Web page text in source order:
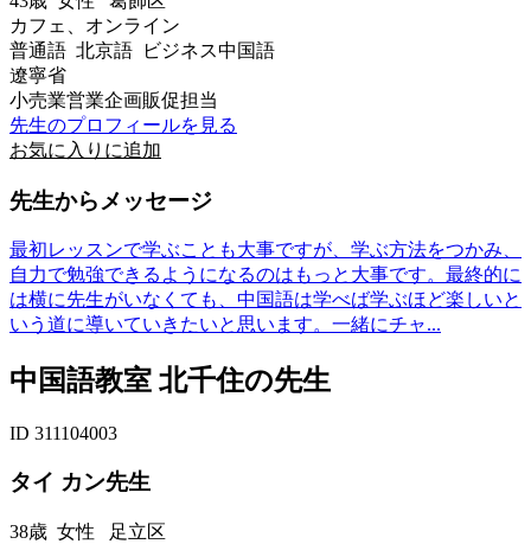
カフェ、オンライン
普通語 北京語 ビジネス中国語
遼寧省
小売業営業企画販促担当
先生のプロフィールを見る
お気に入りに追加
先生からメッセージ
最初レッスンで学ぶことも大事ですが、学ぶ方法をつかみ、
自力で勉強できるようになるのはもっと大事です。最終的に
は横に先生がいなくても、中国語は学べば学ぶほど楽しいと
いう道に導いていきたいと思います。一緒にチャ...
中国語教室 北千住の先生
ID 311104003
タイ カン先生
38歳 女性 足立区